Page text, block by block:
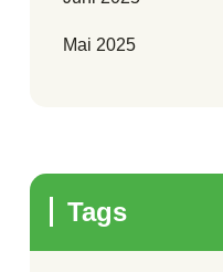
Mai 2025
Tags